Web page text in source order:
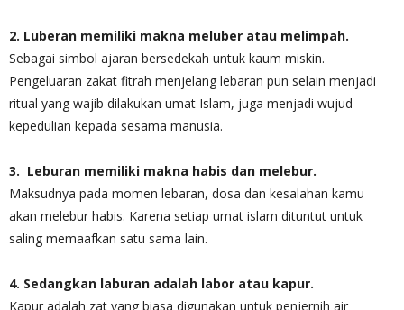
2. Luberan memiliki makna meluber atau melimpah.
Sebagai simbol ajaran bersedekah untuk kaum miskin.
Pengeluaran zakat fitrah menjelang lebaran pun selain menjadi
ritual yang wajib dilakukan umat Islam, juga menjadi wujud
kepedulian kepada sesama manusia.
3. Leburan memiliki makna habis dan melebur.
Maksudnya pada momen lebaran, dosa dan kesalahan kamu
akan melebur habis. Karena setiap umat islam dituntut untuk
saling memaafkan satu sama lain.
4. Sedangkan laburan adalah labor atau kapur.
Kapur adalah zat yang biasa digunakan untuk penjernih air